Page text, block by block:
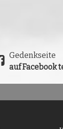
Gedenkseite
auf Facebook